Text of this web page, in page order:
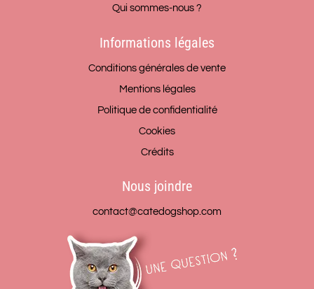
Qui sommes-nous ?
Informations légales
Conditions générales de vente
Mentions légales
Politique de confidentialité
Cookies
Crédits
Nous joindre
contact@catedogshop.com